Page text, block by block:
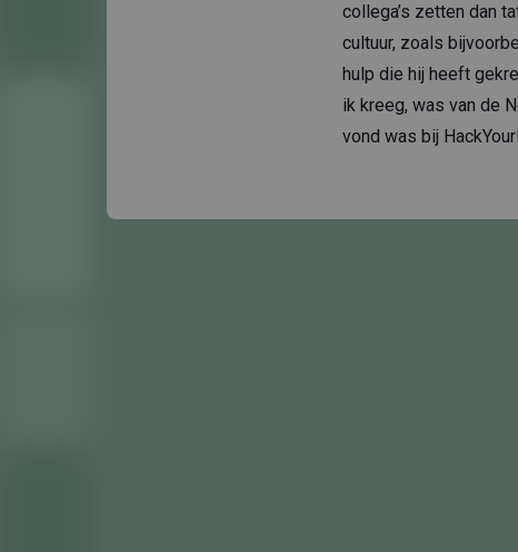
collega’s zetten dan
cultuur, zoals
hulp die hij heeft
ik kreeg, was van de
vond was bij